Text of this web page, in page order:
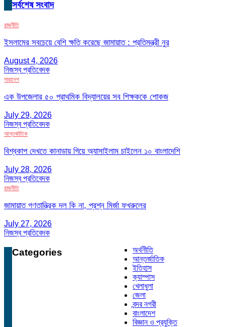
সর্বশেষ সংবাদ
রাজনীতি
ইসলামের সবচেয়ে বেশি ক্ষতি করেছে জামায়াত : প্রতিমন্ত্রী নুর
August 4, 2026
নিজস্ব প্রতিবেদক
সারাদেশ
এক উপজেলার ৫০ প্রাথমিক বিদ্যালয়ের সব শিক্ষককে শোকজ
July 29, 2026
নিজস্ব প্রতিবেদক
আন্তর্জাতিক
বিশ্বকাপ দেখতে কানাডায় গিয়ে অ্যাসাইলাম চাইলেন ১০ বাংলাদেশি
July 28, 2026
নিজস্ব প্রতিবেদক
রাজনীতি
জামায়াত গণতান্ত্রিক দল কি না, প্রশ্ন মির্জা ফখরুলের
July 27, 2026
নিজস্ব প্রতিবেদক
Categories
অর্থনীতি
আন্তর্জাতিক
ইতিহাস
ক্যাম্পাস
খেলাধুলা
জেলা
বন্দর নগরী
বাংলাদেশ
বিজ্ঞান ও প্রযুক্তি